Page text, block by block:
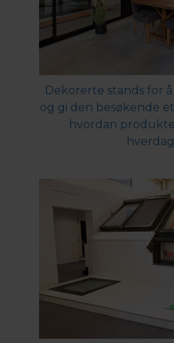
Dekorerte stands for
og gi den besøkende
hvordan